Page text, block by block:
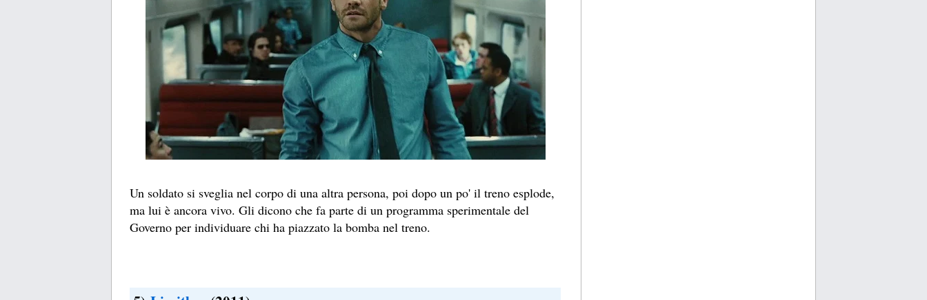
Un soldato si sveglia nel corpo di una altra persona, poi dopo un po' il treno esplode,
ma lui è ancora vivo. Gli dicono che fa parte di un programma sperimentale del
Governo per individuare chi ha piazzato la bomba nel treno.